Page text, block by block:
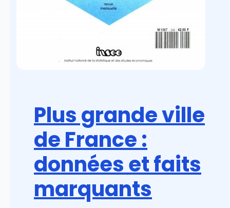
Plus grande ville
de France :
données et faits
marquants